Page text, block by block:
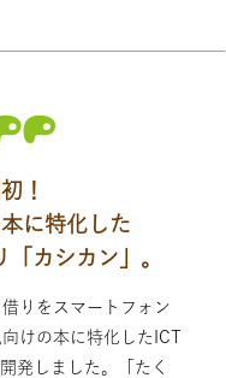
！
に特化した
カシカン」。
りをスマートフォン
けの本に特化したICT
発しました。「たく